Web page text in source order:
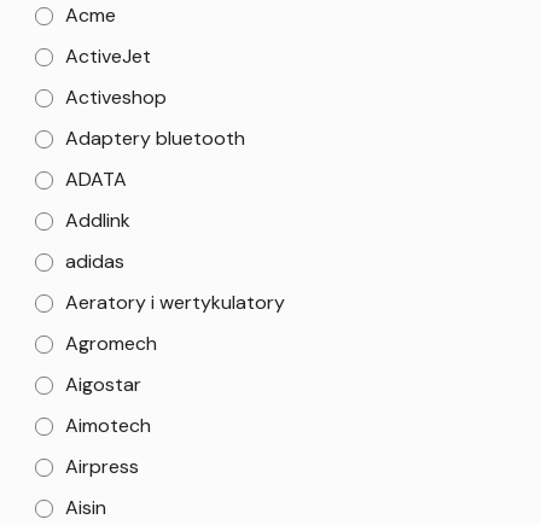
Acme
ActiveJet
Activeshop
Adaptery bluetooth
ADATA
Addlink
adidas
Aeratory i wertykulatory
Agromech
Aigostar
Aimotech
Airpress
Aisin